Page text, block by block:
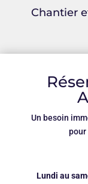
Chantier
Un besoin
pour
Lundi au